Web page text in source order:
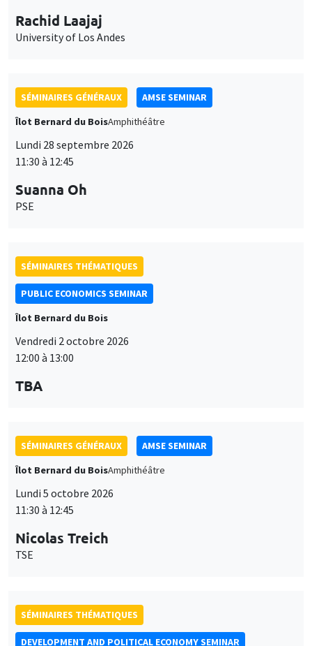
Rachid Laajaj
University of Los Andes
SÉMINAIRES GÉNÉRAUX
AMSE SEMINAR
Îlot Bernard du BoisAmphithéâtre
Lundi 28 septembre 2026
11:30 à 12:45
Suanna Oh
PSE
SÉMINAIRES THÉMATIQUES
PUBLIC ECONOMICS SEMINAR
Îlot Bernard du Bois
Vendredi 2 octobre 2026
12:00 à 13:00
TBA
SÉMINAIRES GÉNÉRAUX
AMSE SEMINAR
Îlot Bernard du BoisAmphithéâtre
Lundi 5 octobre 2026
11:30 à 12:45
Nicolas Treich
TSE
SÉMINAIRES THÉMATIQUES
DEVELOPMENT AND POLITICAL ECONOMY SEMINAR